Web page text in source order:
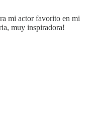
mi actor favorito en mi
muy inspiradora!